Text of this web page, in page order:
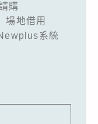
購
場地借用
系統